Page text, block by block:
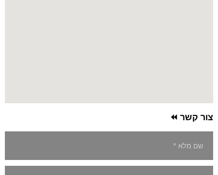
צור קשר ⏪